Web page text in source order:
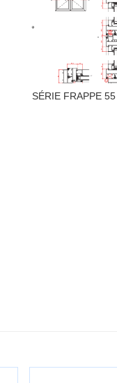
SÉRIE FRAPPE